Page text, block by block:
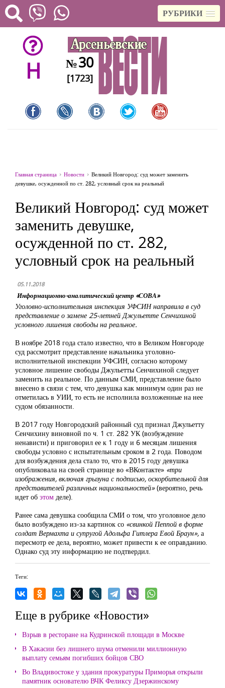
РУБРИКИ
H №30
[1723]
Главная страница Новости
Великий Новгород: суд может заменить
девушке, осужденной по ст. 282, условный срок на реальный
Великий Новгород: суд может
заменить девушке,
осужденной по ст. 282,
условный срок на реальный
05.11.2018
Информационно-аналитический центр «СОВА»
Уголовно-исполнительная инспекция УФСИН направила в суд
представление о замене 25-летней Джульетте Сенчихиной
условного лишения свободы на реальное.
В ноябре 2018 года стало известно, что в Великом Новгороде
суд рассмотрит представление начальника уголовно-
исполнительной инспекции УФСИН, согласно которому
условное лишение свободы Джульетты Сенчихиной следует
заменить на реальное. По данным СМИ, представление было
внесено в связи с тем, что девушка как минимум один раз не
отметилась в УИИ, то есть не исполнила возложенные на нее
судом обязанности.
В 2017 году Новгородский районный суд признал Джульетту
Сенчихину виновной по ч. 1 ст. 282 УК (возбуждение
ненависти) и приговорил ее к 1 году и 6 месяцам лишения
свободы условно с испытательным сроком в 2 года. Поводом
для возбуждения дела стало то, что в 2015 году девушка
опубликовала на своей странице во «ВКонтакте» «три
изображения, включая грызуна с подписью, оскорбительной для
представителей различных национальностей»(вероятно, речь
идет об этом деле).
Ранее сама девушка сообщила СМИ о том, что уголовное дело
было возбуждено из-за картинок со «свинкой Пеппой в форме
солдат Вермахта и супругой Адольфа Гитлера Евой Браун», а
пересмотр ее дела, вероятно, может привести к ее оправданию.
Однако суд эту информацию не подтвердил.
Теги:
Еще в рубрике «Новости»
Взрыв в ресторане на Кудринской площади в Москве
В Хакасии без лишнего шума отменили миллионную
выплату семьям погибших бойцов СВО
Во Владивостоке у здания прокуратуры Приморья открыли
памятник основателю ВЧК Феликсу Дзержинскому